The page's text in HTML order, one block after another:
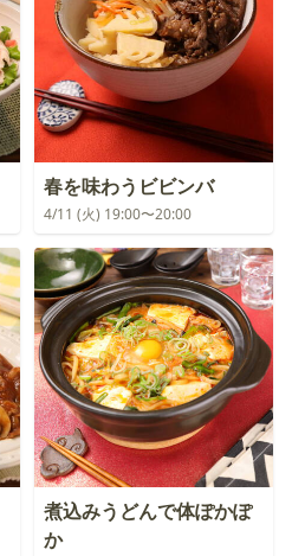
春を味わうビビンバ
4/11 (火) 19:00〜20:00
煮込みうどんで体ぽかぽ
か